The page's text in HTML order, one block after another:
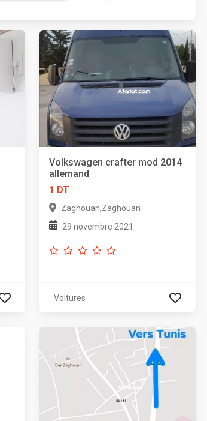
Volkswagen crafter mod 2014
allemand
1 DT
Zaghouan,Zaghouan
29 novembre 2021
Voitures